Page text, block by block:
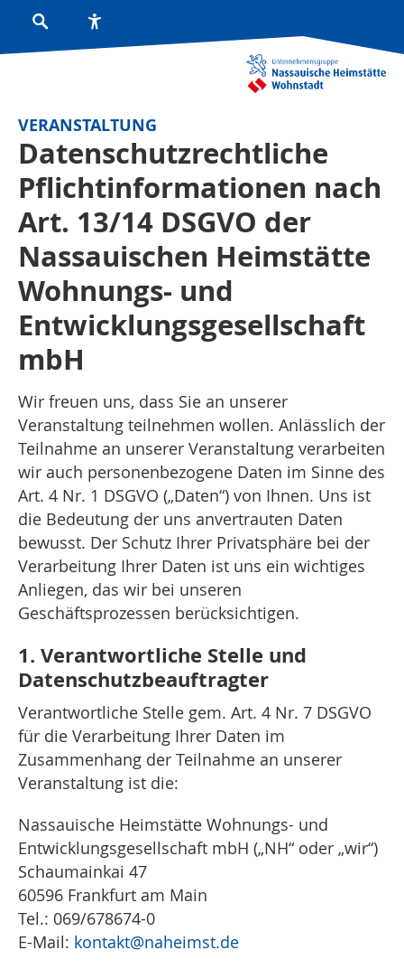
VERANSTALTUNG
Datenschutzrechtliche
Pflichtinformationen nach
Art. 13/14 DSGVO der
Nassauischen Heimstätte
Wohnungs- und
Entwicklungsgesellschaft
mbH
Wir freuen uns, dass Sie an unserer
Veranstaltung teilnehmen wollen. Anlässlich der
Teilnahme an unserer Veranstaltung verarbeiten
wir auch personenbezogene Daten im Sinne des
Art. 4 Nr. 1 DSGVO („Daten“) von Ihnen. Uns ist
die Bedeutung der uns anvertrauten Daten
bewusst. Der Schutz Ihrer Privatsphäre bei der
Verarbeitung Ihrer Daten ist uns ein wichtiges
Anliegen, das wir bei unseren
Geschäftsprozessen berücksichtigen.
1. Verantwortliche Stelle und
Datenschutzbeauftragter
Verantwortliche Stelle gem. Art. 4 Nr. 7 DSGVO
für die Verarbeitung Ihrer Daten im
Zusammenhang der Teilnahme an unserer
Veranstaltung ist die:
Nassauische Heimstätte Wohnungs- und
Entwicklungsgesellschaft mbH („NH“ oder „wir“)
Schaumainkai 47
60596 Frankfurt am Main
Tel.: 069/678674-0
E-Mail: kontakt@naheimst.de